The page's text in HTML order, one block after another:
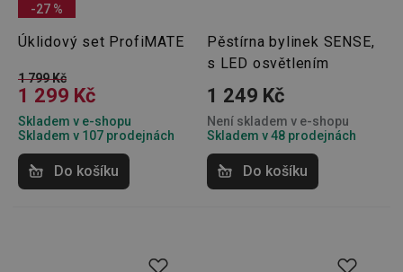
-27 %
Úklidový set ProfiMATE
1 799 Kč
1 299 Kč
Skladem v e-shopu
Skladem v 107 prodejnách
Do košíku
Pěstírna bylinek SENSE,
s LED osvětlením
1 249 Kč
Není skladem v e-shopu
Skladem v 48 prodejnách
Do košíku